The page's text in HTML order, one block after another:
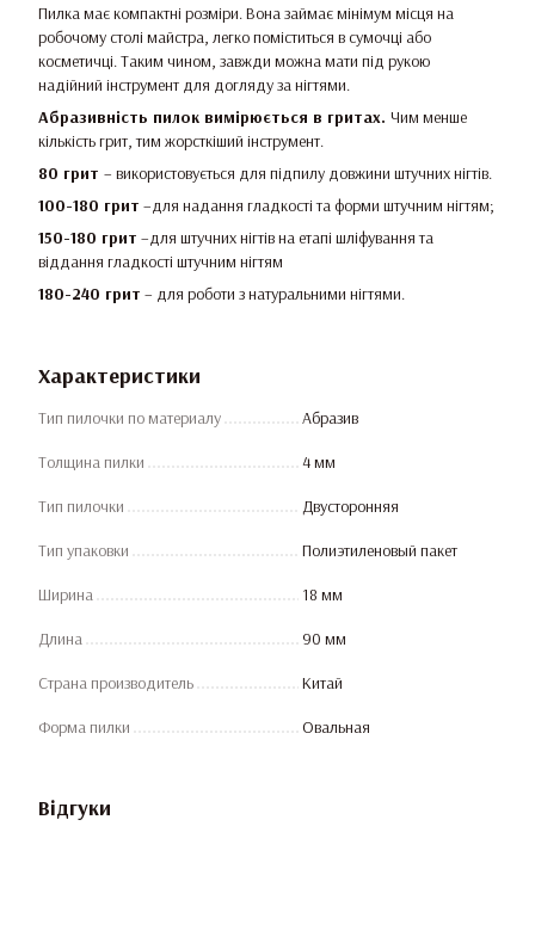
Пилка має компактні розміри. Вона займає мінімум місця на
робочому столі майстра, легко поміститься в сумочці або
косметичці. Таким чином, завжди можна мати під рукою
надійний інструмент для догляду за нігтями.
Абразивність пилок вимірюється в гритах. Чим менше
кількість грит, тим жорсткіший інструмент.
80 грит – використовується для підпилу довжини штучних нігтів.
100-180 грит –для надання гладкості та форми штучним нігтям;
150-180 грит –для штучних нігтів на етапі шліфування та
віддання гладкості штучним нігтям
180-240 грит – для роботи з натуральними нігтями.
Характеристики
Тип пилочки по материалу Абразив
Толщина пилки 4 мм
Тип пилочки Двусторонняя
Тип упаковки Полиэтиленовый пакет
Ширина 18 мм
Длина 90 мм
Страна производитель Китай
Форма пилки Овальная
Відгуки